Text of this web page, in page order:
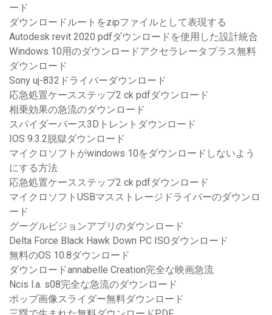
ード
ダウンロードルートをzipファイルとして表現する
Autodesk revit 2020 pdfダウンロードを使用した設計統合
Windows 10用のダウンロードアクセラレータプラス無料
ダウンロード
Sony uj-832ドライバーダウンロード
応急処置ケースステップ2 ck pdfダウンロード
相乗効果の急流のダウンロード
スパイダーバース3Dトレントダウンロード
IOS 9.3.2脱獄ダウンロード
マイクロソフトがwindows 10をダウンロードしないよう
にする方法
応急処置ケースステップ2 ck pdfダウンロード
マイクロソフトUSBマスストレージドライバーのダウンロ
ード
グーグルビジョンアプリのダウンロード
Delta Force Black Hawk Down PC ISOダウンロード
無料のOS 10.8ダウンロード
ダウンロードannabelle Creation完全な映画急流
Ncis l.a. s08完全な急流のダウンロード
ポップ画像スライダー無料ダウンロード